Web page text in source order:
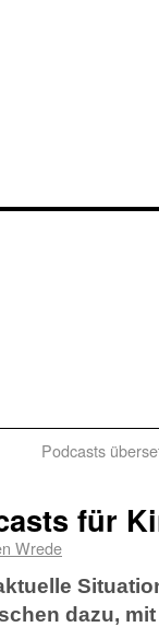
Podcasts
für
Wrede
dazu,